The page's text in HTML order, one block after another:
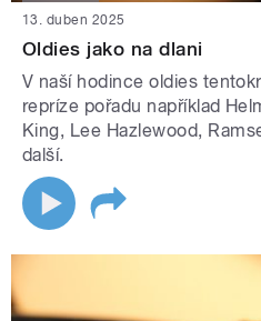
13. duben 2025
Oldies jako na dlani
V naší hodince oldies
repríze pořadu například
King, Lee Hazlewood,
další.